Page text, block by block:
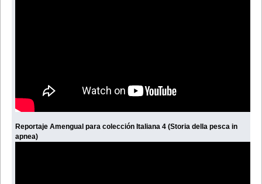
Reportaje Amengual para colección Italiana 4 (Storia della pesca in
apnea)